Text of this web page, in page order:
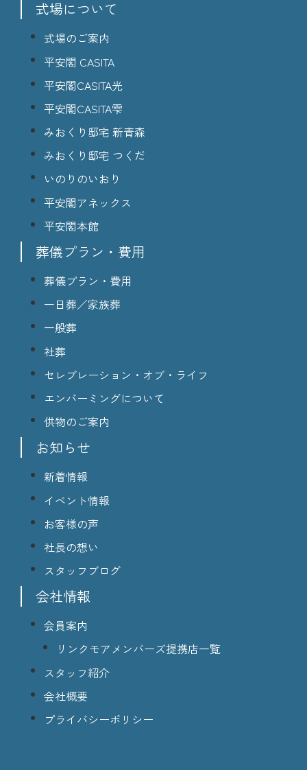
式場について
式場のご案内
平安閣 CASITA
平安閣CASITA光
平安閣CASITA雫
みおくり邸宅 新青森
みおくり邸宅 つくだ
いのりのいおり
平安閣アネックス
平安閣本館
葬儀プラン・費用
葬儀プラン・費用
一日葬／家族葬
一般葬
社葬
セレブレーション・オブ・ライフ
エンバーミングについて
供物のご案内
お知らせ
新着情報
イベント情報
お客様の声
社長の想い
スタッフブログ
会社情報
会員案内
リンクモアメンバーズ提携店一覧
スタッフ紹介
会社概要
プライバシーポリシー